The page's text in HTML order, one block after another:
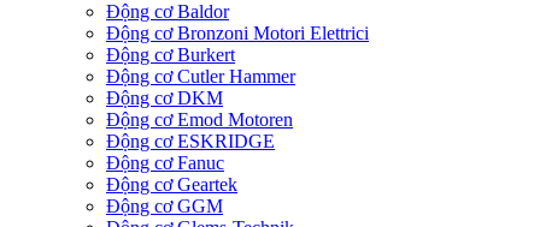
Động cơ Baldor
Động cơ Bronzoni Motori Elettrici
Động cơ Burkert
Động cơ Cutler Hammer
Động cơ DKM
Động cơ Emod Motoren
Động cơ ESKRIDGE
Động cơ Fanuc
Động cơ Geartek
Động cơ GGM